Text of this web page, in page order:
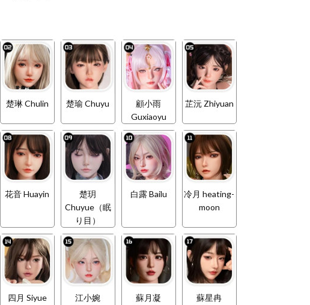
楚琳 Chulin 楚瑜 Chuyu
顧小雨
Guxiaoyu
芷沅 Zhiyuan
花音 Huayin
楚玥
Chuyue（眠
り目）
白露 Bailu
冷月 heating-
moon
四月 Siyue
江小婉
蘇月凝
蘇星冉